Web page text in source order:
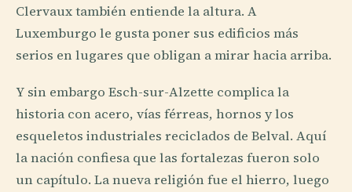
Clervaux también entiende la altura. A
Luxemburgo le gusta poner sus edificios más
serios en lugares que obligan a mirar hacia arriba.
Y sin embargo Esch-sur-Alzette complica la
historia con acero, vías férreas, hornos y los
esqueletos industriales reciclados de Belval. Aquí
la nación confiesa que las fortalezas fueron solo
un capítulo. La nueva religión fue el hierro, luego